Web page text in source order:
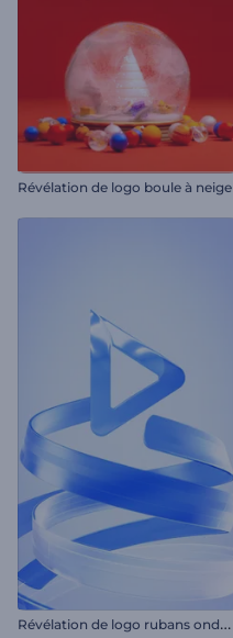
Révélation de logo boule à neige
R
évélation de logo rubans ondulés